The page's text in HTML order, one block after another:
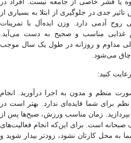
یا قشر خاصی از جامعه نیست. افراد در
جدی در جلوگیری از ابتلا به بسیاری از
آدمی دارد. وزن ایده‌آل با تمرینات
غذایی مناسب و صحیح به دست می‌آید.
مداوم و روزانه در طول یک سال موجب
چاق می‌شود.
کنید:
منظم و مدون به اجرا درآورید. انجام
برای شما فایده‌ای ندارد. بهتر است در
زمان مناسب ورزش، صبح‌ها پس از
است. برای این‌که انجام فعالیت‌های
محل کارتان نشود، زودتر بیدار شوید و